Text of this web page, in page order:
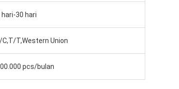
hari-30 hari
C,T/T,Western Union
pcs/bulan